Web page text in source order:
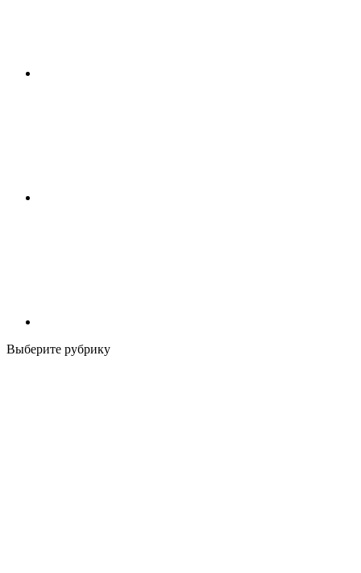
Выберите рубрику